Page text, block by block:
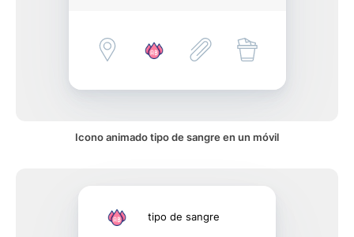
Icono animado tipo de sangre en un móvil
tipo de sangre